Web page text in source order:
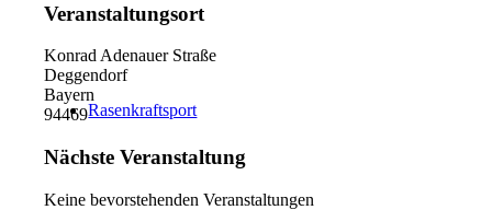
Rasenkraftsport
Veranstaltungsort
Konrad Adenauer Straße
Deggendorf
Bayern
94469
Nächste Veranstaltung
Keine bevorstehenden Veranstaltungen